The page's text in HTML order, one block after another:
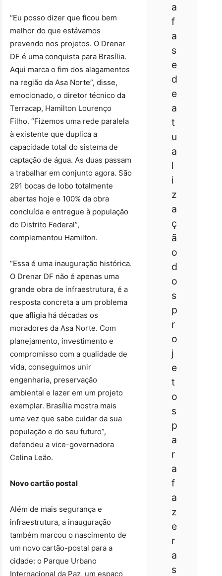
a
f
a
s
e
d
e
a
t
u
a
l
i
z
a
ç
ã
o
d
o
s
p
r
o
j
e
t
o
s
p
a
r
a
f
a
z
e
r
a
s
“Eu posso dizer que ficou bem
melhor do que estávamos
prevendo nos projetos. O Drenar
DF é uma conquista para Brasília.
Aqui marca o fim dos alagamentos
na região da Asa Norte”, disse,
emocionado, o diretor técnico da
Terracap, Hamilton Lourenço
Filho. “Fizemos uma rede paralela
à existente que duplica a
capacidade total do sistema de
captação de água. As duas passam
a trabalhar em conjunto agora. São
291 bocas de lobo totalmente
abertas hoje e 100% da obra
concluída e entregue à população
do Distrito Federal”,
complementou Hamilton.
“Essa é uma inauguração histórica.
O Drenar DF não é apenas uma
grande obra de infraestrutura, é a
resposta concreta a um problema
que afligia há décadas os
moradores da Asa Norte. Com
planejamento, investimento e
compromisso com a qualidade de
vida, conseguimos unir
engenharia, preservação
ambiental e lazer em um projeto
exemplar. Brasília mostra mais
uma vez que sabe cuidar da sua
população e do seu futuro”,
defendeu a vice-governadora
Celina Leão.
Novo cartão postal
Além de mais segurança e
infraestrutura, a inauguração
também marcou o nascimento de
um novo cartão-postal para a
cidade: o Parque Urbano
Internacional da Paz, um espaço